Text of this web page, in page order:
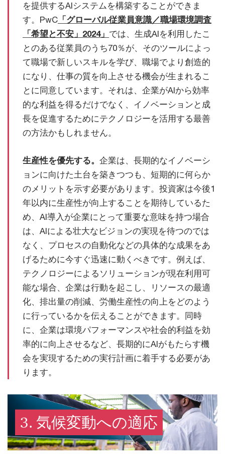
を提供するAIシステムを構築することができま
す。PwC 「グローバル従業員意識／職場環境調査
「希望と不安」2024」 では、生成AIを利用したこ
とのある従業員のうち70％が、そのツールによっ
て職場で新しいスキルを学び、職場でより創造的
になり、仕事の質を向上させる機会が生まれるこ
とに同意しています。それは、企業がAIから効率
的な利益を得るだけでなく、イノベーションと成
長を促進するためにテクノロジーを活用する最善
の方法かもしれません。
生産性を優先する。 企業は、長期的なイノベーシ
ョンに向けた土台を築きつつも、短期的に何らか
のメリットを示す必要があります。投資家は今後1
年以内に生産性が向上することを期待しているた
め、AI導入が企業にとって重要な意味を持つ場合
は、AIによる壮大なビジョンの実現を待つのでは
なく、プロセスの自動化などの具体的な成果をあ
げるために今すぐ迅速に動くべきです。例えば、
テクノロジーによるソリューションが現在利用可
能な場合、企業は行動を起こし、リソースの最適
化、排出量の削減、労働生産性の向上をどのよう
に行っているかを伝えることができます。同時
に、企業は環境パフォーマンスや社会的利益を効
率的に向上させるなど、長期的にAIがもたらす機
会を実現するための実行計画に着手する必要があ
ります。
3. 気候変動への適応